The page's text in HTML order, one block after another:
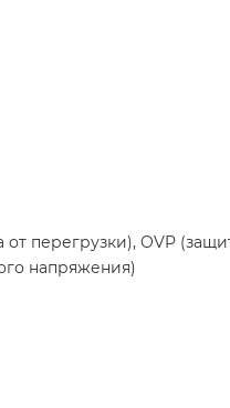
от перегрузки), OVP
напряжения)